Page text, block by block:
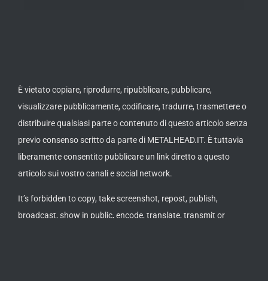
È vietato copiare, riprodurre, ripubblicare, pubblicare,
visualizzare pubblicamente, codificare, tradurre, trasmettere o
distribuire qualsiasi parte o contenuto di questo articolo senza
previo consenso scritto da parte di METALHEAD.IT. È tuttavia
liberamente consentito pubblicare un link diretto a questo
articolo sui vostro canali e social network.
It’s forbidden to copy, take screenshot, repost, publish,
broadcast, show in public, encode, translate, transmit or